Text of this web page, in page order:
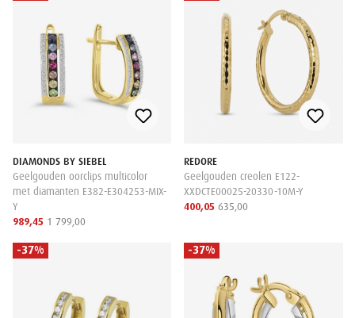
DIAMONDS BY SIEBEL
Geelgouden oorclips multicolor
met diamanten E382-E304253-MIX-
Y
989,45 1 799,00
REDORE
Geelgouden creolen E122-
XXDCTE00025-20330-10M-Y
400,05 635,00
-37% -37%